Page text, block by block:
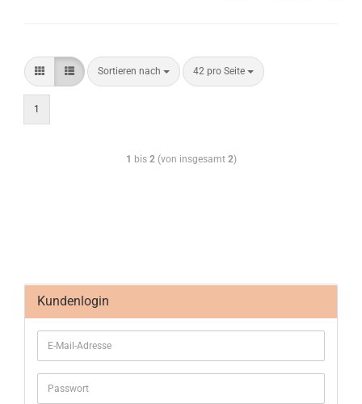
Sortieren nach 42 pro Seite
1
1 bis 2(von insgesamt 2)
Kundenlogin